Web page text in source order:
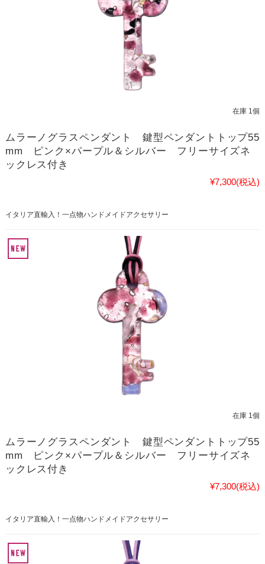
在庫 1個
ムラーノグラスペンダント 鍵型ペンダントトップ55
mm ピンク×パープル＆シルバー フリーサイズネ
ックレス付き
¥7,300(税込)
イタリア直輸入！一点物ハンドメイドアクセサリー
在庫 1個
ムラーノグラスペンダント 鍵型ペンダントトップ55
mm ピンク×パープル＆シルバー フリーサイズネ
ックレス付き
¥7,300(税込)
イタリア直輸入！一点物ハンドメイドアクセサリー